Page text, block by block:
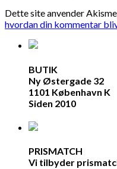
Dette site anvender
hvordan din kommentar
BUTIK
Ny Østergade 32
1101 København K
Siden 2010
PRISMATCH
Vi tilbyder